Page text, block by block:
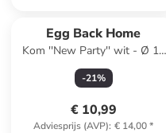
Egg Back Home
Kom ''New Party'' wit - Ø 12
cm
-21%
€ 10,99
Adviesprijs (AVP): € 14,00*